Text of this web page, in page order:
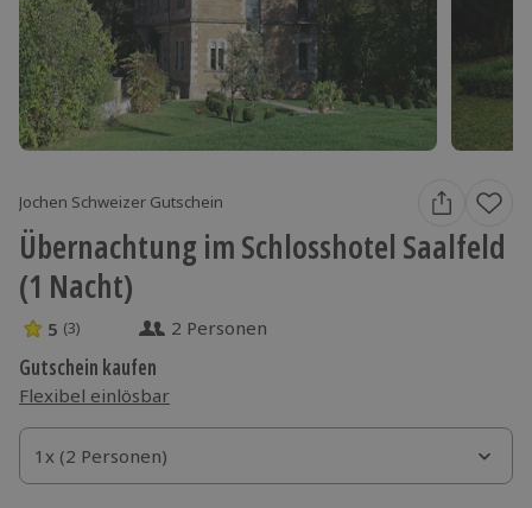
Jochen Schweizer Gutschein
Übernachtung im Schlosshotel Saalfeld
(1 Nacht)
5 Sterne von 5 aus 3 Bewertungen
5 (3) 2 Personen
Gutschein kaufen
Flexibel einlösbar
1x (2 Personen)
1x (2 Personen)
1x (2 Personen)